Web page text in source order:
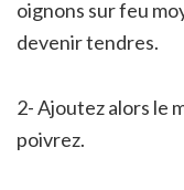
oignons sur feu
devenir tendres.
2- Ajoutez alors le
poivrez.